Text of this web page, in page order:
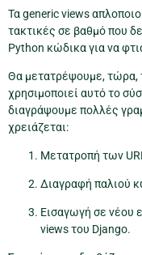
Τα generic views
τακτικές σε βαθμό που
Python κώδικα για να
Θα μετατρέψουμε, τώρα,
χρησιμοποιεί αυτό το
διαγράψουμε πολλές
χρειάζεται:
Μετατροπή των
Διαγραφή παλιού
Εισαγωγή σε νέου
views του Django.